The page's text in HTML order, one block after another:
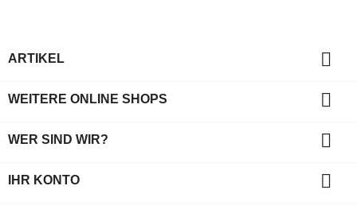
ARTIKEL 
WEITERE ONLINE SHOPS 
WER SIND WIR? 
IHR KONTO
